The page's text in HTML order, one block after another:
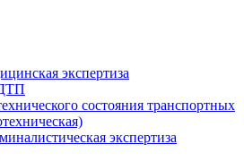
экспертиза
состояния транспортных
экспертиза